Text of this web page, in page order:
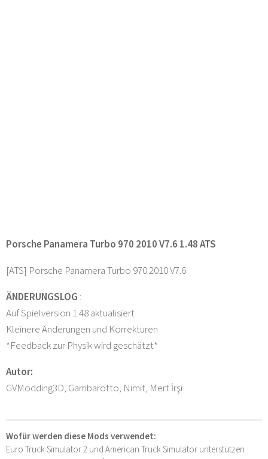
Porsche Panamera Turbo 970 2010 V7.6 1.48 ATS
[ATS] Porsche Panamera Turbo 970 2010 V7.6
ÄNDERUNGSLOG :
Auf Spielversion 1.48 aktualisiert
Kleinere Änderungen und Korrekturen
*Feedback zur Physik wird geschätzt*
Autor:
GVModding3D, Gambarotto, Nimit, Mert İrşi
Wofür werden diese Mods verwendet:
Euro Truck Simulator 2 und American Truck Simulator unterstützen